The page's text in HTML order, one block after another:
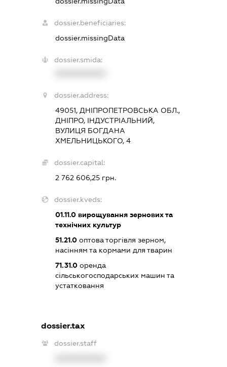
dossier.beneficiaries:
dossier.missingData
dossier.smida:
dossier.address:
49051, ДНІПРОПЕТРОВСЬКА ОБЛ.,
ДНІПРО, ІНДУСТРІАЛЬНИЙ,
ВУЛИЦЯ БОГДАНА
ХМЕЛЬНИЦЬКОГО, 4
dossier.capital:
2 762 606,25 грн.
dossier.kveds:
01.11.0 вирощування зернових та
технічних культур
51.21.0 оптова торгівля зерном,
насінням та кормами для тварин
71.31.0 оренда
сільськогосподарських машин та
устатковання
dossier.tax
dossier.staff